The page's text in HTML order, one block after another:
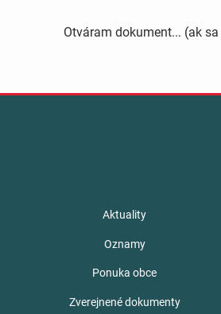
Otváram dokument... (ak
Aktuality
Oznamy
Ponuka obce
Zverejnené dokumenty